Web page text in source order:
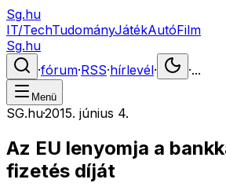
Sg.hu
IT/TechTudományJátékAutóFilm
Sg.hu
·fórum·RSS·hírlevél· ·...
Menü
SG.hu·2015. június 4.
Az EU lenyomja a
fizetés díját